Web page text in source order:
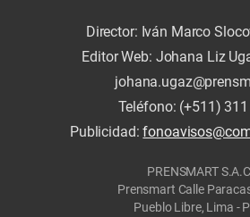
Director: Iván Marco
Editor Web: Johana Liz
Teléfono: (+511)
Publicidad:
PRENSMART
Prensmart Calle
Pueblo Libre, Lima -